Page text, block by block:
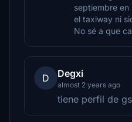
septiembre en
el taxiway ni
No sé a que
D Degxi
almost 2 years ago
tiene perfil de